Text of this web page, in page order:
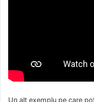
Un alt exemplu pe care